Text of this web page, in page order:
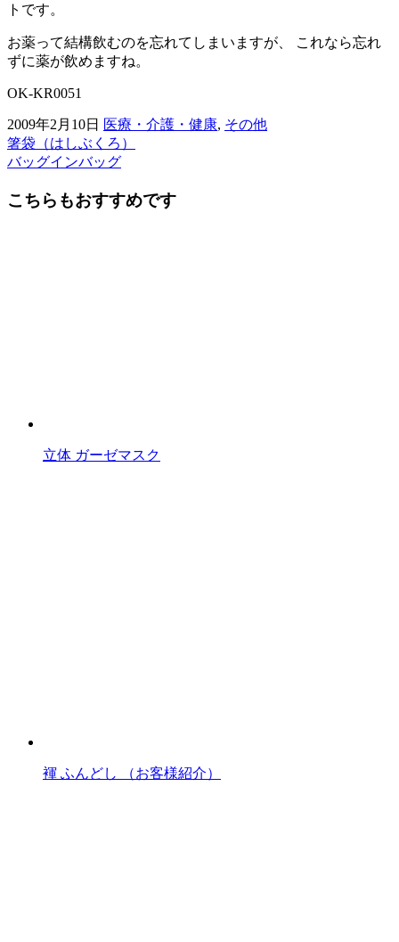
トです。
お薬って結構飲むのを忘れてしまいますが、 これなら忘れ
ずに薬が飲めますね。
OK-KR0051
2009年2月10日 医療・介護・健康, その他
前
後
の
箸袋（はしぶくろ）
バッグインバッグ
こちらもおすすめです
立体 ガーゼマスク
褌 ふんどし （お客様紹介）